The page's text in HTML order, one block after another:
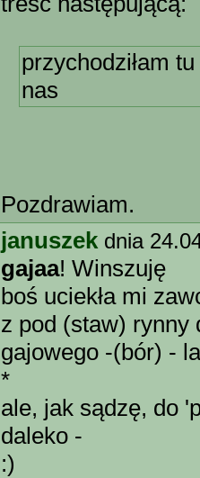
przychodziłam
nas
Pozdrawiam.
januszek dnia
gajaa! Winszuję
boś uciekła mi
z pod (staw) rynny
gajowego -(bór) -
*
ale, jak sądzę, do
daleko -
:)